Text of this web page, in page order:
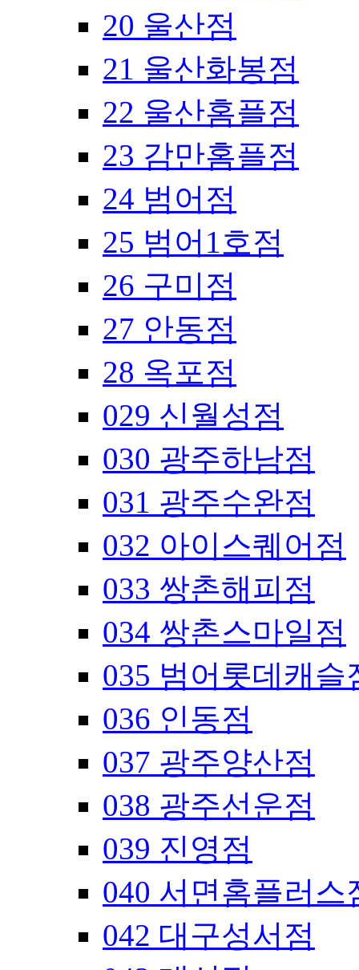
20 울산점
21 울산화봉점
22 울산홈플점
23 감만홈플점
24 범어점
25 범어1호점
26 구미점
27 안동점
28 옥포점
029 신월성점
030 광주하남점
031 광주수완점
032 아이스퀘어점
033 쌍촌해피점
034 쌍촌스마일점
035 범어롯데캐슬
036 인동점
037 광주양산점
038 광주선운점
039 진영점
040 서면홈플러스
042 대구성서점